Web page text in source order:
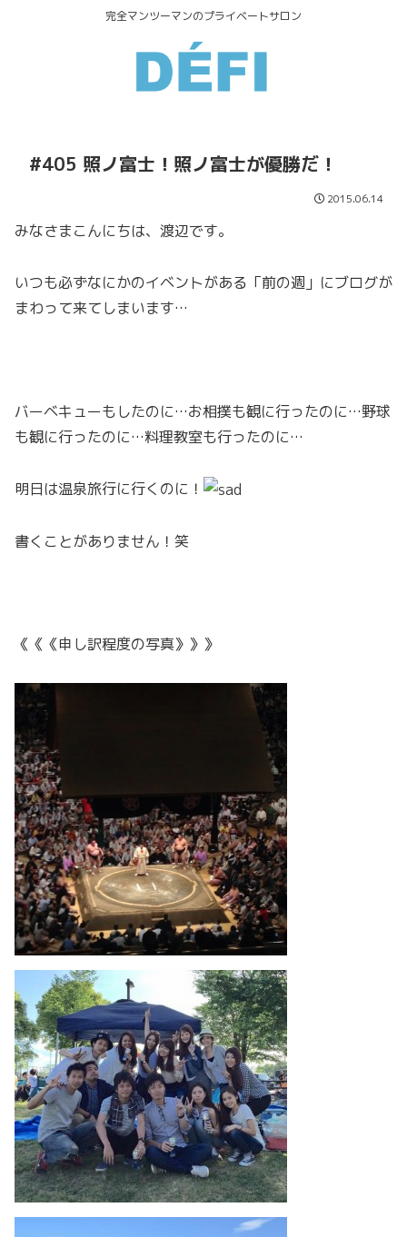
完全マンツーマンのプライベートサロン
#405 照ノ富士！照ノ富士が優勝だ！
2015.06.14
みなさまこんにちは、渡辺です。
いつも必ずなにかのイベントがある「前の週」にブログが
まわって来てしまいます…
バーベキューもしたのに…お相撲も観に行ったのに…野球
も観に行ったのに…料理教室も行ったのに…
明日は温泉旅行に行くのに！
書くことがありません！笑
《《《申し訳程度の写真》》》